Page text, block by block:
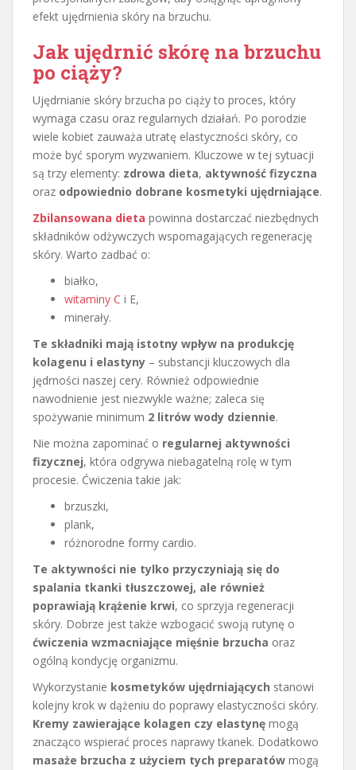
efekt ujędrnienia skóry na brzuchu.
Jak ujędrnić skórę na brzuchu
po ciąży?
Ujędrnianie skóry brzucha po ciąży to proces, który
wymaga czasu oraz regularnych działań. Po porodzie
wiele kobiet zauważa utratę elastyczności skóry, co
może być sporym wyzwaniem. Kluczowe w tej sytuacji
są trzy elementy: zdrowa dieta, aktywność fizyczna
oraz odpowiednio dobrane kosmetyki ujędrniające.
Zbilansowana dieta powinna dostarczać niezbędnych
składników odżywczych wspomagających regenerację
skóry. Warto zadbać o:
białko,
witaminy C i E,
minerały.
Te składniki mają istotny wpływ na produkcję
kolagenu i elastyny – substancji kluczowych dla
jędrności naszej cery. Również odpowiednie
nawodnienie jest niezwykle ważne; zaleca się
spożywanie minimum 2 litrów wody dziennie.
Nie można zapominać o regularnej aktywności
fizycznej, która odgrywa niebagatelną rolę w tym
procesie. Ćwiczenia takie jak:
brzuszki,
plank,
różnorodne formy cardio.
Te aktywności nie tylko przyczyniają się do
spalania tkanki tłuszczowej, ale również
poprawiają krążenie krwi, co sprzyja regeneracji
skóry. Dobrze jest także wzbogacić swoją rutynę o
ćwiczenia wzmacniające mięśnie brzucha oraz
ogólną kondycję organizmu.
Wykorzystanie kosmetyków ujędrniających stanowi
kolejny krok w dążeniu do poprawy elastyczności skóry.
Kremy zawierające kolagen czy elastynę mogą
znacząco wspierać proces naprawy tkanek. Dodatkowo
masaże brzucha z użyciem tych preparatów mogą